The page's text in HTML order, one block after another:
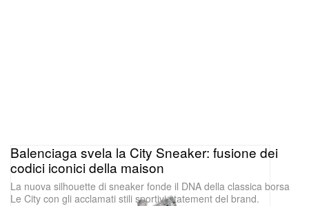
Balenciaga svela la City Sneaker: fusione dei
codici iconici della maison
La nuova silhouette di sneaker fonde il DNA della classica borsa
Le City con gli acclamati stili sportivi statement del brand.